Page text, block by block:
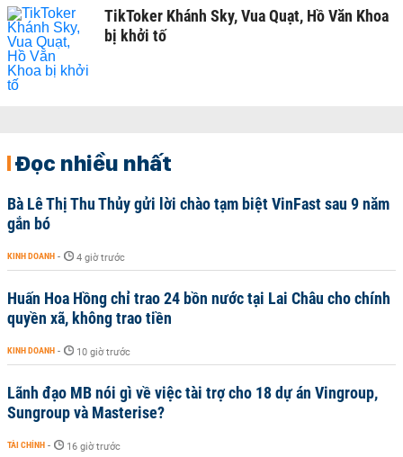
TikToker Khánh Sky, Vua Quạt, Hồ Văn Khoa
bị khởi tố
Đọc nhiều nhất
Bà Lê Thị Thu Thủy gửi lời chào tạm biệt VinFast sau 9 năm
gắn bó
KINH DOANH - 4 giờ trước
Huấn Hoa Hồng chỉ trao 24 bồn nước tại Lai Châu cho chính
quyền xã, không trao tiền
KINH DOANH - 10 giờ trước
Lãnh đạo MB nói gì về việc tài trợ cho 18 dự án Vingroup,
Sungroup và Masterise?
TÀI CHÍNH - 16 giờ trước